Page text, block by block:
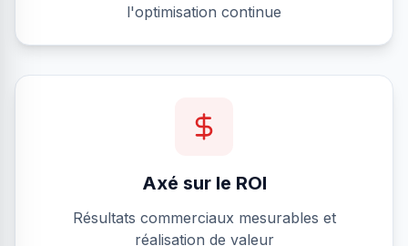
l'optimisation continue
Axé sur le ROI
Résultats commerciaux mesurables et
réalisation de valeur